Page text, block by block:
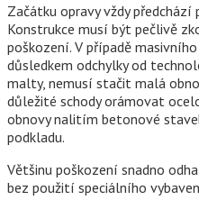
Začátku opravy vždy předchází
Konstrukce musí být pečlivě
poškození. V případě
důsledkem odchylky od
malty, nemusí stačit malá
důležité schody orámovat
obnovy nalitím betonové
podkladu.
Většinu poškození snadno
bez použití speciálního